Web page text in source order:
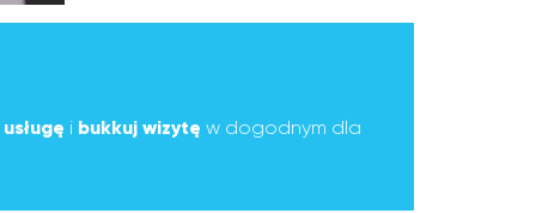
usługę i bukkuj wizytę w dogodnym dla